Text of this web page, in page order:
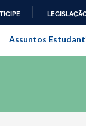
Rio de
Assuntos